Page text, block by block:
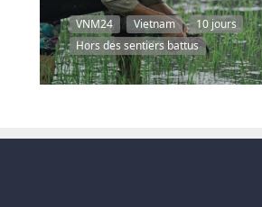
VNM24 Vietnam
10 jours
Hors des sentiers battus